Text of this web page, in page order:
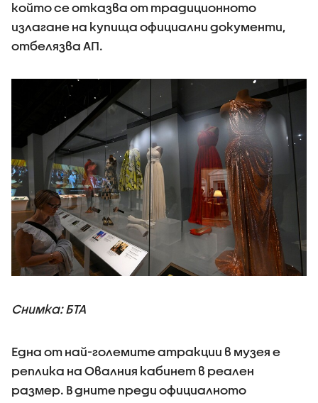
който се отказва от традиционното
излагане на купища официални документи,
отбелязва АП.
Снимка: БТА
Една от най-големите атракции в музея е
реплика на Овалния кабинет в реален
размер. В дните преди официалното